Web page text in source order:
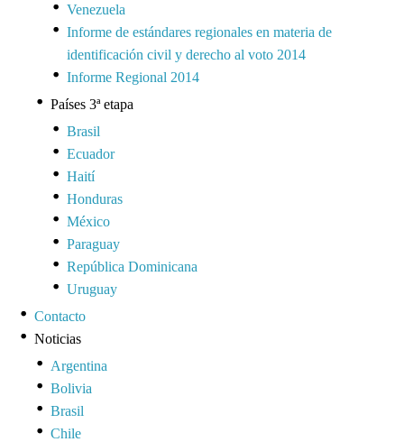
Venezuela
Informe de estándares regionales en materia de
identificación civil y derecho al voto 2014
Informe Regional 2014
Países 3ª etapa
Brasil
Ecuador
Haití
Honduras
México
Paraguay
República Dominicana
Uruguay
Contacto
Noticias
Argentina
Bolivia
Brasil
Chile